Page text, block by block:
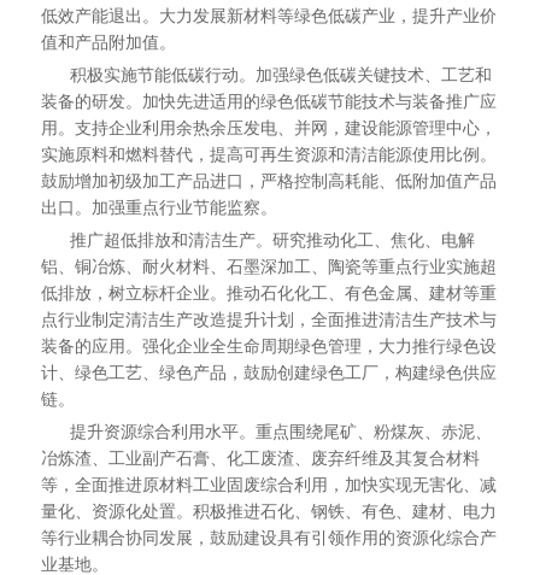
低效产能退出。大力发展新材料等绿色低碳产业，提升产业价
值和产品附加值。
积极实施节能低碳行动。加强绿色低碳关键技术、工艺和
装备的研发。加快先进适用的绿色低碳节能技术与装备推广应
用。支持企业利用余热余压发电、并网，建设能源管理中心，
实施原料和燃料替代，提高可再生资源和清洁能源使用比例。
鼓励增加初级加工产品进口，严格控制高耗能、低附加值产品
出口。加强重点行业节能监察。
推广超低排放和清洁生产。研究推动化工、焦化、电解
铝、铜冶炼、耐火材料、石墨深加工、陶瓷等重点行业实施超
低排放，树立标杆企业。推动石化化工、有色金属、建材等重
点行业制定清洁生产改造提升计划，全面推进清洁生产技术与
装备的应用。强化企业全生命周期绿色管理，大力推行绿色设
计、绿色工艺、绿色产品，鼓励创建绿色工厂，构建绿色供应
链。
提升资源综合利用水平。重点围绕尾矿、粉煤灰、赤泥、
冶炼渣、工业副产石膏、化工废渣、废弃纤维及其复合材料
等，全面推进原材料工业固废综合利用，加快实现无害化、减
量化、资源化处置。积极推进石化、钢铁、有色、建材、电力
等行业耦合协同发展，鼓励建设具有引领作用的资源化综合产
业基地。